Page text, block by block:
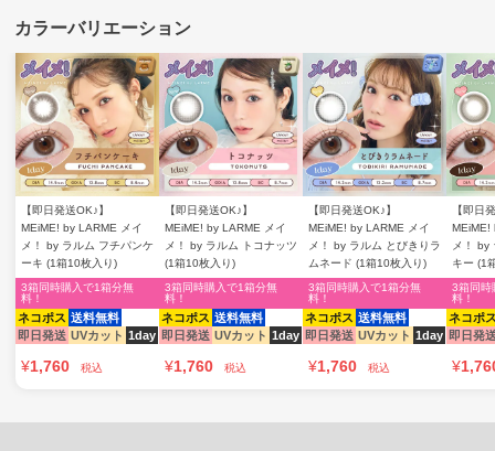
【即日発送OK♪】
MEiME! by LARME メイ
メ！ by ラルム フチパンケ
ーキ (1箱10枚入り)
ネコポス 送料無料
即日発送 UVカット 1day
3箱同時購入で1箱分無
料！
¥1,760 税込
【即日発送OK♪】
MEiME! by LARME メイ
メ！ by ラルム トコナッツ
(1箱10枚入り)
ネコポス 送料無料
即日発送 UVカット 1day
3箱同時購入で1箱分無
料！
¥1,760 税込
【即日発送OK♪】
MEiME! by LARME メイ
メ！ by ラルム とびきりラ
ムネード (1箱10枚入り)
ネコポス 送料無料
即日発送 UVカット 1day
3箱同時購入で1箱分無
料！
¥1,760 税込
【即日
MEiME!
メ！ by
キー (1
ネコポ
即日発
3箱同時
料！
¥